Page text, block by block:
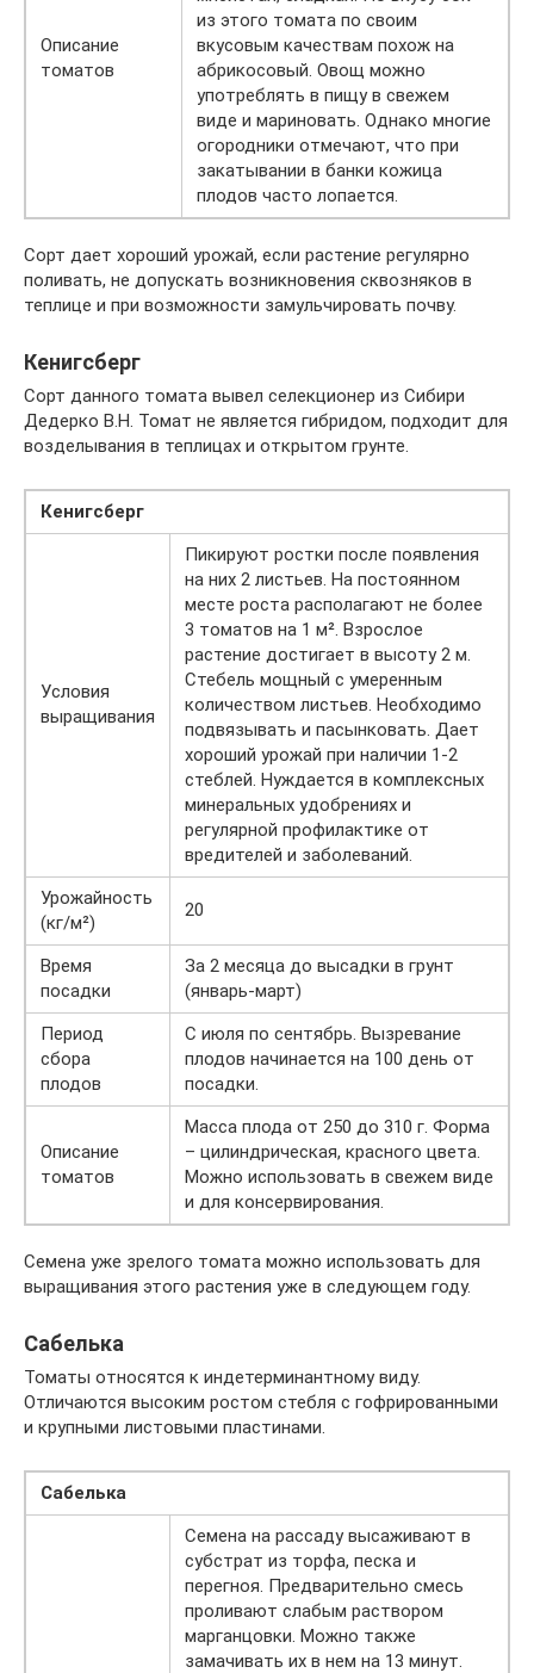
Описание
томатов
из этого томата по своим
вкусовым качествам похож на
абрикосовый. Овощ можно
употреблять в пищу в свежем
виде и мариновать. Однако многие
огородники отмечают, что при
закатывании в банки кожица
плодов часто лопается.
Сорт дает хороший урожай, если растение регулярно
поливать, не допускать возникновения сквозняков в
теплице и при возможности замульчировать почву.
Кенигсберг
Сорт данного томата вывел селекционер из Сибири
Дедерко В.Н. Томат не является гибридом, подходит для
возделывания в теплицах и открытом грунте.
Кенигсберг
Условия
выращивания
Пикируют ростки после появления
на них 2 листьев. На постоянном
месте роста располагают не более
3 томатов на 1 м². Взрослое
растение достигает в высоту 2 м.
Стебель мощный с умеренным
количеством листьев. Необходимо
подвязывать и пасынковать. Дает
хороший урожай при наличии 1-2
стеблей. Нуждается в комплексных
минеральных удобрениях и
регулярной профилактике от
вредителей и заболеваний.
Урожайность
(кг/м²)
20
Время
посадки
За 2 месяца до высадки в грунт
(январь-март)
Период
сбора
плодов
С июля по сентябрь. Вызревание
плодов начинается на 100 день от
посадки.
Описание
томатов
Масса плода от 250 до 310 г. Форма
– цилиндрическая, красного цвета.
Можно использовать в свежем виде
и для консервирования.
Семена уже зрелого томата можно использовать для
выращивания этого растения уже в следующем году.
Сабелька
Томаты относятся к индетерминантному виду.
Отличаются высоким ростом стебля с гофрированными
и крупными листовыми пластинами.
Сабелька
Семена на рассаду высаживают в
субстрат из торфа, песка и
перегноя. Предварительно смесь
проливают слабым раствором
марганцовки. Можно также
замачивать их в нем на 13 минут.